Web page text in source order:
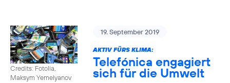
Credits: Fotolia,
Maksym Yemelyanov
19. September 2019
AKTIV FÜRS KLIMA:
Telefónica engagiert
sich für die Umwelt